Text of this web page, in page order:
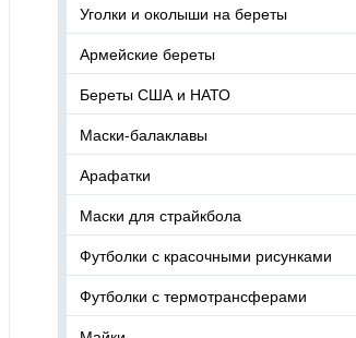
Уголки и околыши на береты
Армейские береты
Береты США и НАТО
Маски-балаклавы
Арафатки
Маски для страйкбола
Футболки с красочными рисунками
Футболки с термотрансферами